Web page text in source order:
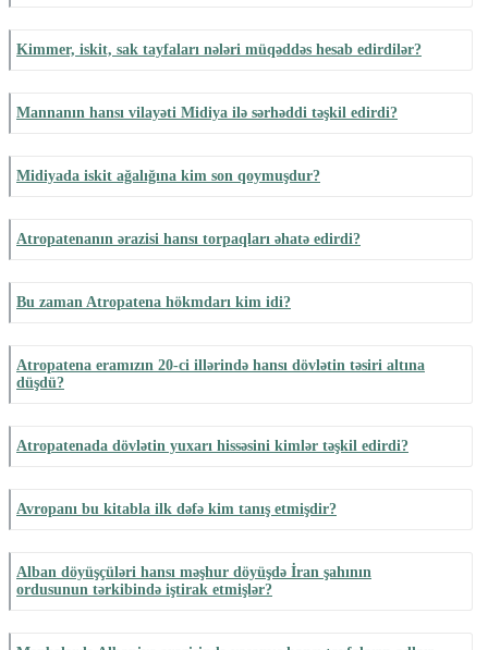
Kimmer, iskit, sak tayfaları nələri müqəddəs hesab edirdilər?
Mannanın hansı vilayəti Midiya ilə sərhəddi təşkil edirdi?
Midiyada iskit ağalığına kim son qoymuşdur?
Atropatenanın ərazisi hansı torpaqları əhatə edirdi?
Bu zaman Atropatena hökmdarı kim idi?
Atropatena eramızın 20-ci illərində hansı dövlətin təsiri altına
düşdü?
Atropatenada dövlətin yuxarı hissəsini kimlər təşkil edirdi?
Avropanı bu kitabla ilk dəfə kim tanış etmişdir?
Alban döyüşçüləri hansı məşhur döyüşdə İran şahının
ordusunun tərkibində iştirak etmişlər?